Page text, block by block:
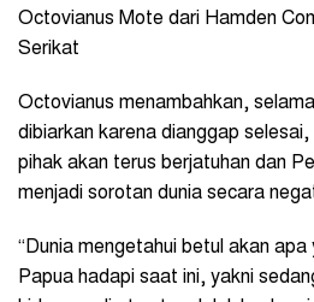
Octovianus Mote dari Hamden
Serikat
Octovianus menambahkan,
dibiarkan karena dianggap
pihak akan terus berjatuhan dan
menjadi sorotan dunia secara
“Dunia mengetahui betul akan
Papua hadapi saat ini, yakni